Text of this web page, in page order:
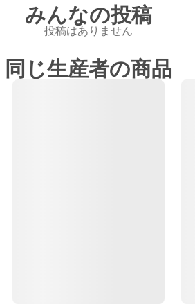
みんなの投稿
投稿はありません
同じ生産者の商品